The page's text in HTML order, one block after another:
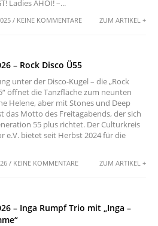
Ladies AHOI! –...
/ KEINE KOMMENTARE ZUM ARTIKEL +
– Rock Disco Ü55
unter der Disco-Kugel – die „Rock
öffnet die Tanzfläche zum neunten
Helene, aber mit Stones und Deep
das Motto des Freitagabends, der sich
55 plus richtet. Der Culturkreis
e.V. bietet seit Herbst 2024 für die
/ KEINE KOMMENTARE ZUM ARTIKEL +
– Inga Rumpf Trio mit „Inga –